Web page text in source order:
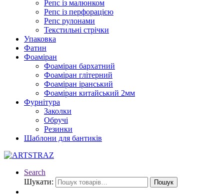
Репс із малюнком
Репс із перфорацією
Репс рулонами
Текстильні стрічки
Упаковка
Фатин
Фоаміран
Фоаміран бархатний
Фоаміран глітерний
Фоаміран іранський
Фоаміран китайський 2мм
Фурнітура
Заколки
Обручі
Резинки
Шаблони для бантиків
Search
Шукати:
Пошук